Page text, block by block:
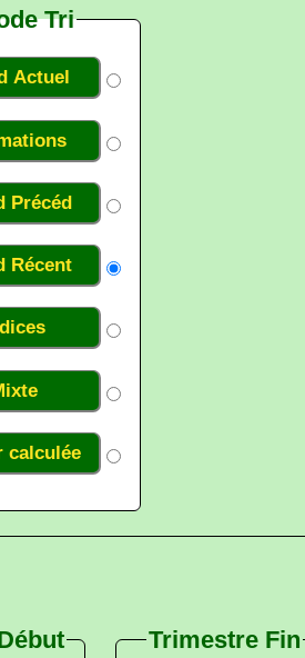
Tri
Actuel
Précéd
Récent
calculée
Trimestre Fin